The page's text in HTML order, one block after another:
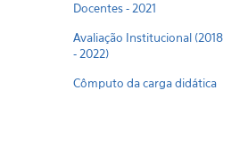
Docentes - 2021
Avaliação Institucional (2018
- 2022)
Cômputo da carga didática